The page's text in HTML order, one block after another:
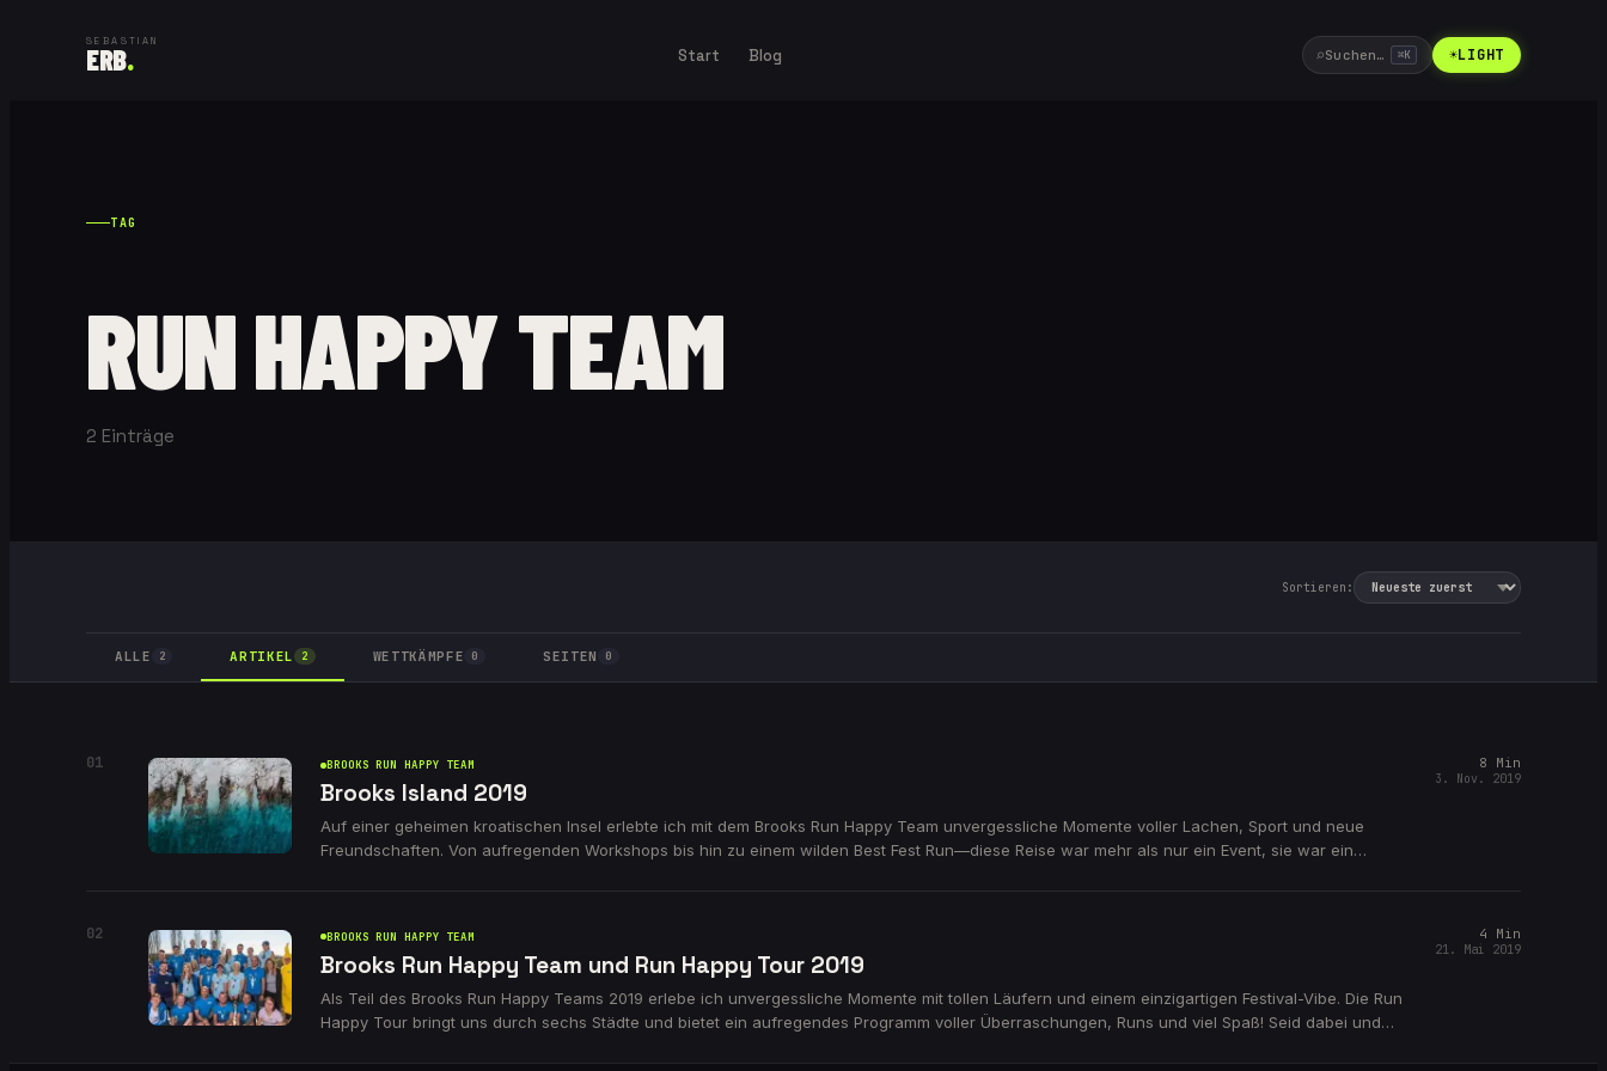
SEBASTIAN
ERB. Start Blog ⌕Suchen… ⌘K ☀LIGHT
TAG
RUN HAPPY TEAM
2 Einträge
Sortieren:
ALLE 2 ARTIKEL 2 WETTKÄMPFE 0 SEITEN 0
01 BROOKS RUN HAPPY TEAM
Brooks Island 2019
Auf einer geheimen kroatischen Insel erlebte ich mit dem Brooks Run Happy Team unvergessliche Momente voller Lachen, Sport und neue
Freundschaften. Von aufregenden Workshops bis hin zu einem wilden Best Fest Run—diese Reise war mehr als nur ein Event, sie war ein
8 Min
3. Nov. 2019
02 BROOKS RUN HAPPY TEAM
Brooks Run Happy Team und Run Happy Tour 2019
Als Teil des Brooks Run Happy Teams 2019 erlebe ich unvergessliche Momente mit tollen Läufern und einem einzigartigen Festival-Vibe. Die Run
Happy Tour bringt uns durch sechs Städte und bietet ein aufregendes Programm voller Überraschungen, Runs und viel Spaß! Seid dabei und
4 Min
21. Mai 2019